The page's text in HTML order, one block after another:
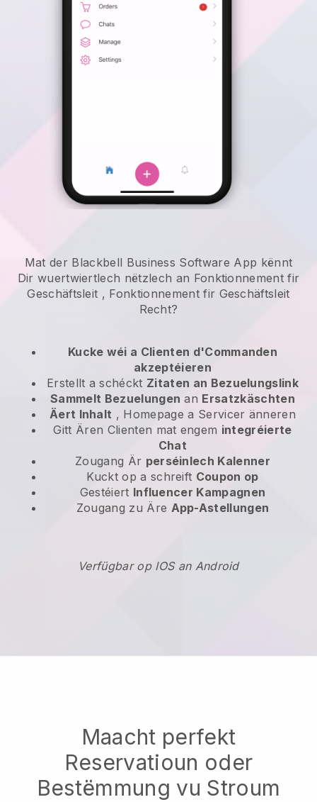
Mat der Blackbell Business Software App kënnt
Dir wuertwiertlech nëtzlech an Fonktionnement fir
Geschäftsleit , Fonktionnement fir Geschäftsleit
Recht?
Kucke wéi a Clienten d'Commanden
akzeptéieren
Erstellt a schéckt Zitaten an Bezuelungslink
Sammelt Bezuelungen an Ersatzkäschten
Äert Inhalt , Homepage a Servicer änneren
Gitt Ären Clienten mat engem integréierte
Chat
Zougang Är perséinlech Kalenner
Kuckt op a schreift Coupon op
Gestéiert Influencer Kampagnen
Zougang zu Äre App-Astellungen
Verfügbar op IOS an Android
Maacht perfekt
Reservatioun oder
Bestëmmung vu Stroum